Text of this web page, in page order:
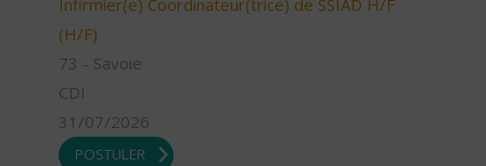
(H/F)
73 - Savoie
CDI
31/07/2026
POSTULER